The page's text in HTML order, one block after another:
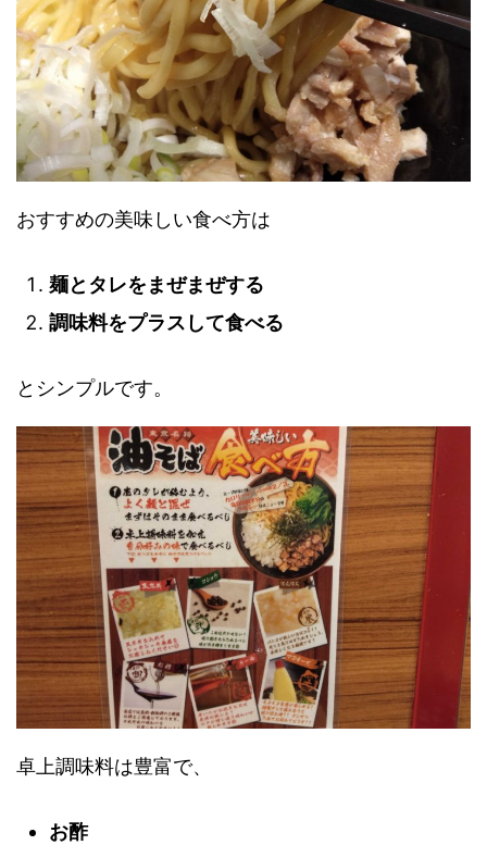
おすすめの美味しい食べ方は
麺とタレをまぜまぜする
調味料をプラスして食べる
とシンプルです。
卓上調味料は豊富で、
お酢